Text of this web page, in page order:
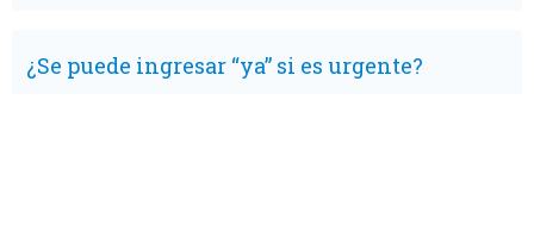
¿Se puede ingresar “ya” si es urgente?